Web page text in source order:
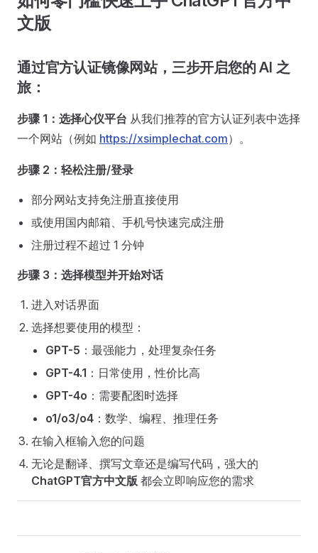
文版
通过官方认证镜像网站，三步开启您的 AI 之
旅：
步骤 1：选择心仪平台 从我们推荐的官方认证列表中选择
一个网站（例如 https://xsimplechat.com）。
步骤 2：轻松注册/登录
部分网站支持免注册直接使用
或使用国内邮箱、手机号快速完成注册
注册过程不超过 1 分钟
步骤 3：选择模型并开始对话
进入对话界面
选择想要使用的模型：
GPT-5 ：最强能力，处理复杂任务
GPT-4.1 ：日常使用，性价比高
GPT-4o ：需要配图时选择
o1/o3/o4 ：数学、编程、推理任务
在输入框输入您的问题
无论是翻译、撰写文章还是编写代码，强大的
ChatGPT官方中文版 都会立即响应您的需求